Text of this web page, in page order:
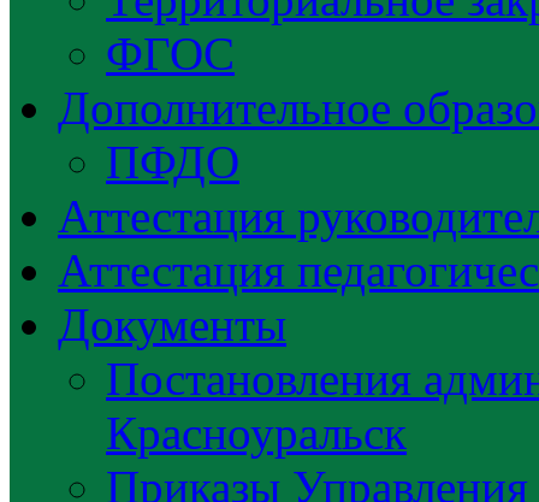
ФГОС
Дополнительное
ПФДО
Аттестация
Аттестация
Документы
Постановления
Красноуральск
Приказы Управления